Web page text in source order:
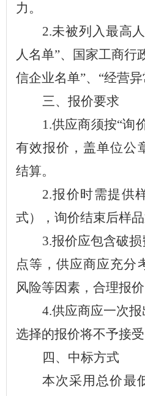
力。
2.未被列入最高
人名单”、国家工商行
信企业名单”、“经营异
三、报价要求
1.供应商须按“询
有效报价，盖单位公
结算。
2.报价时需提供
式）
，询价结束后样品
3.报价应包含破
点等，供应商应充分
风险等因素，合理报价
4.供应商应一次
选择的报价将不予接受
四、中标方式
本次采用总价最